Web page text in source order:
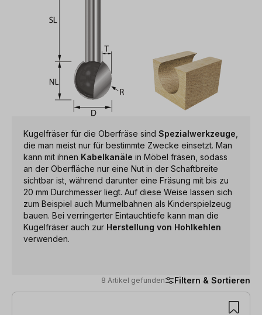
Kugelfräser für die Oberfräse sind Spezialwerkzeuge
die man meist nur für bestimmte Zwecke einsetzt. Man
kann mit ihnen Kabelkanäle in Möbel fräsen, sodass
an der Oberfläche nur eine Nut in der Schaftbreite
sichtbar ist, während darunter eine Fräsung mit bis zu
20 mm Durchmesser liegt. Auf diese Weise lassen sich
zum Beispiel auch Murmelbahnen als Kinderspielzeug
bauen. Bei verringerter Eintauchtiefe kann man die
Kugelfräser auch zur Herstellung von Hohlkehlen
verwenden.
8 Artikel gefunden Filtern & Sortieren
8 Artikel gefunden